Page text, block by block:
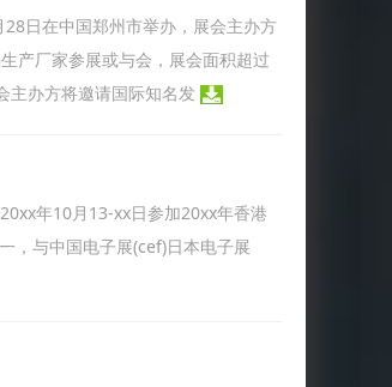
日在中国郑州市举办，展会主办方
产厂家参展或与会，展会面积超过
主办方将邀请国际知名发
年10月13-xx日参加20xx年香港
，与中国电子展(cef)日本电子展